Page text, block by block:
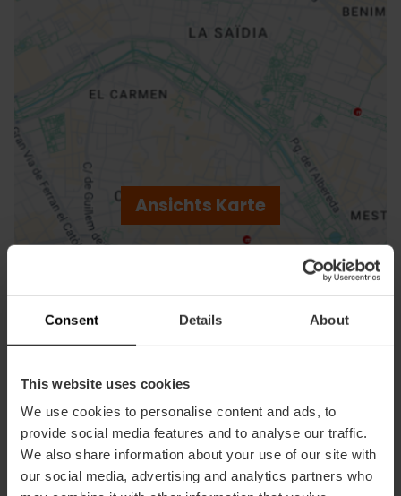
Consent Details About
This website uses cookies
We use cookies to personalise content and ads, to
provide social media features and to analyse our traffic.
We also share information about your use of our site with
our social media, advertising and analytics partners who
Ansichts Karte
Richtungen